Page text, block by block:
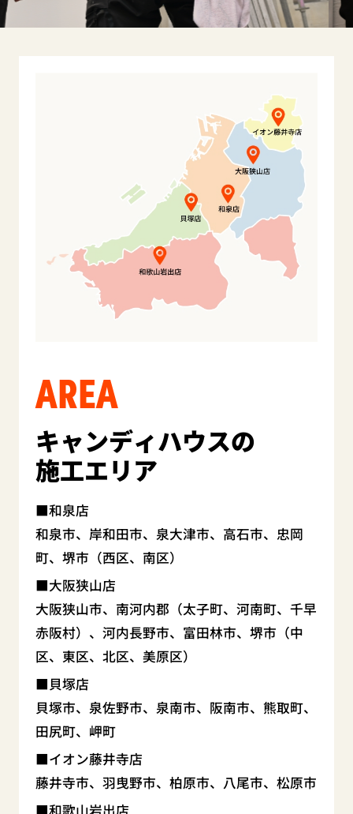
AREA
キャンディハウスの
施工エリア
和泉店
和泉市、岸和田市、泉大津市、高石市、忠岡
町、堺市（西区、南区）
大阪狭山店
大阪狭山市、南河内郡（太子町、河南町、千早
赤阪村）、河内長野市、富田林市、堺市（中
区、東区、北区、美原区）
貝塚店
貝塚市、泉佐野市、泉南市、阪南市、熊取町、
田尻町、岬町
イオン藤井寺店
藤井寺市、羽曳野市、柏原市、八尾市、松原市
和歌山岩出店